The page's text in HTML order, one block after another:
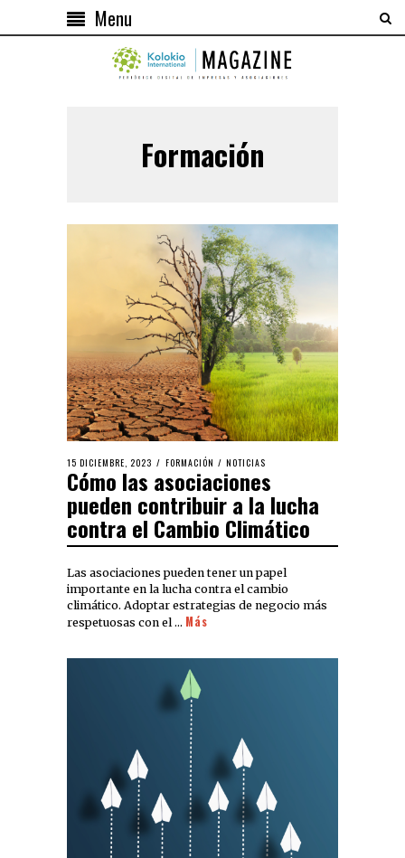
Menu
Formación
15 DICIEMBRE, 2023 FORMACIÓN / NOTICIAS
Cómo las asociaciones
pueden contribuir a la lucha
contra el Cambio Climático
Las asociaciones pueden tener un papel
importante en la lucha contra el cambio
climático. Adoptar estrategias de negocio más
respetuosas con el … Más